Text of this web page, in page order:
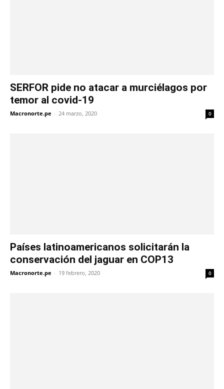
SERFOR pide no atacar a murciélagos por
temor al covid-19
Macronorte.pe - 24 marzo, 2020 0
Países latinoamericanos solicitarán la
conservación del jaguar en COP13
Macronorte.pe - 19 febrero, 2020 0